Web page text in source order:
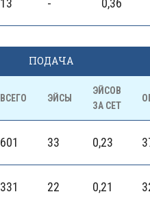
13 - 0,36
ПОДАЧА
ВСЕГО ЭЙСЫ
ЭЙСОВ
ЗА СЕТ
601 33 0,23
331 22 0,21